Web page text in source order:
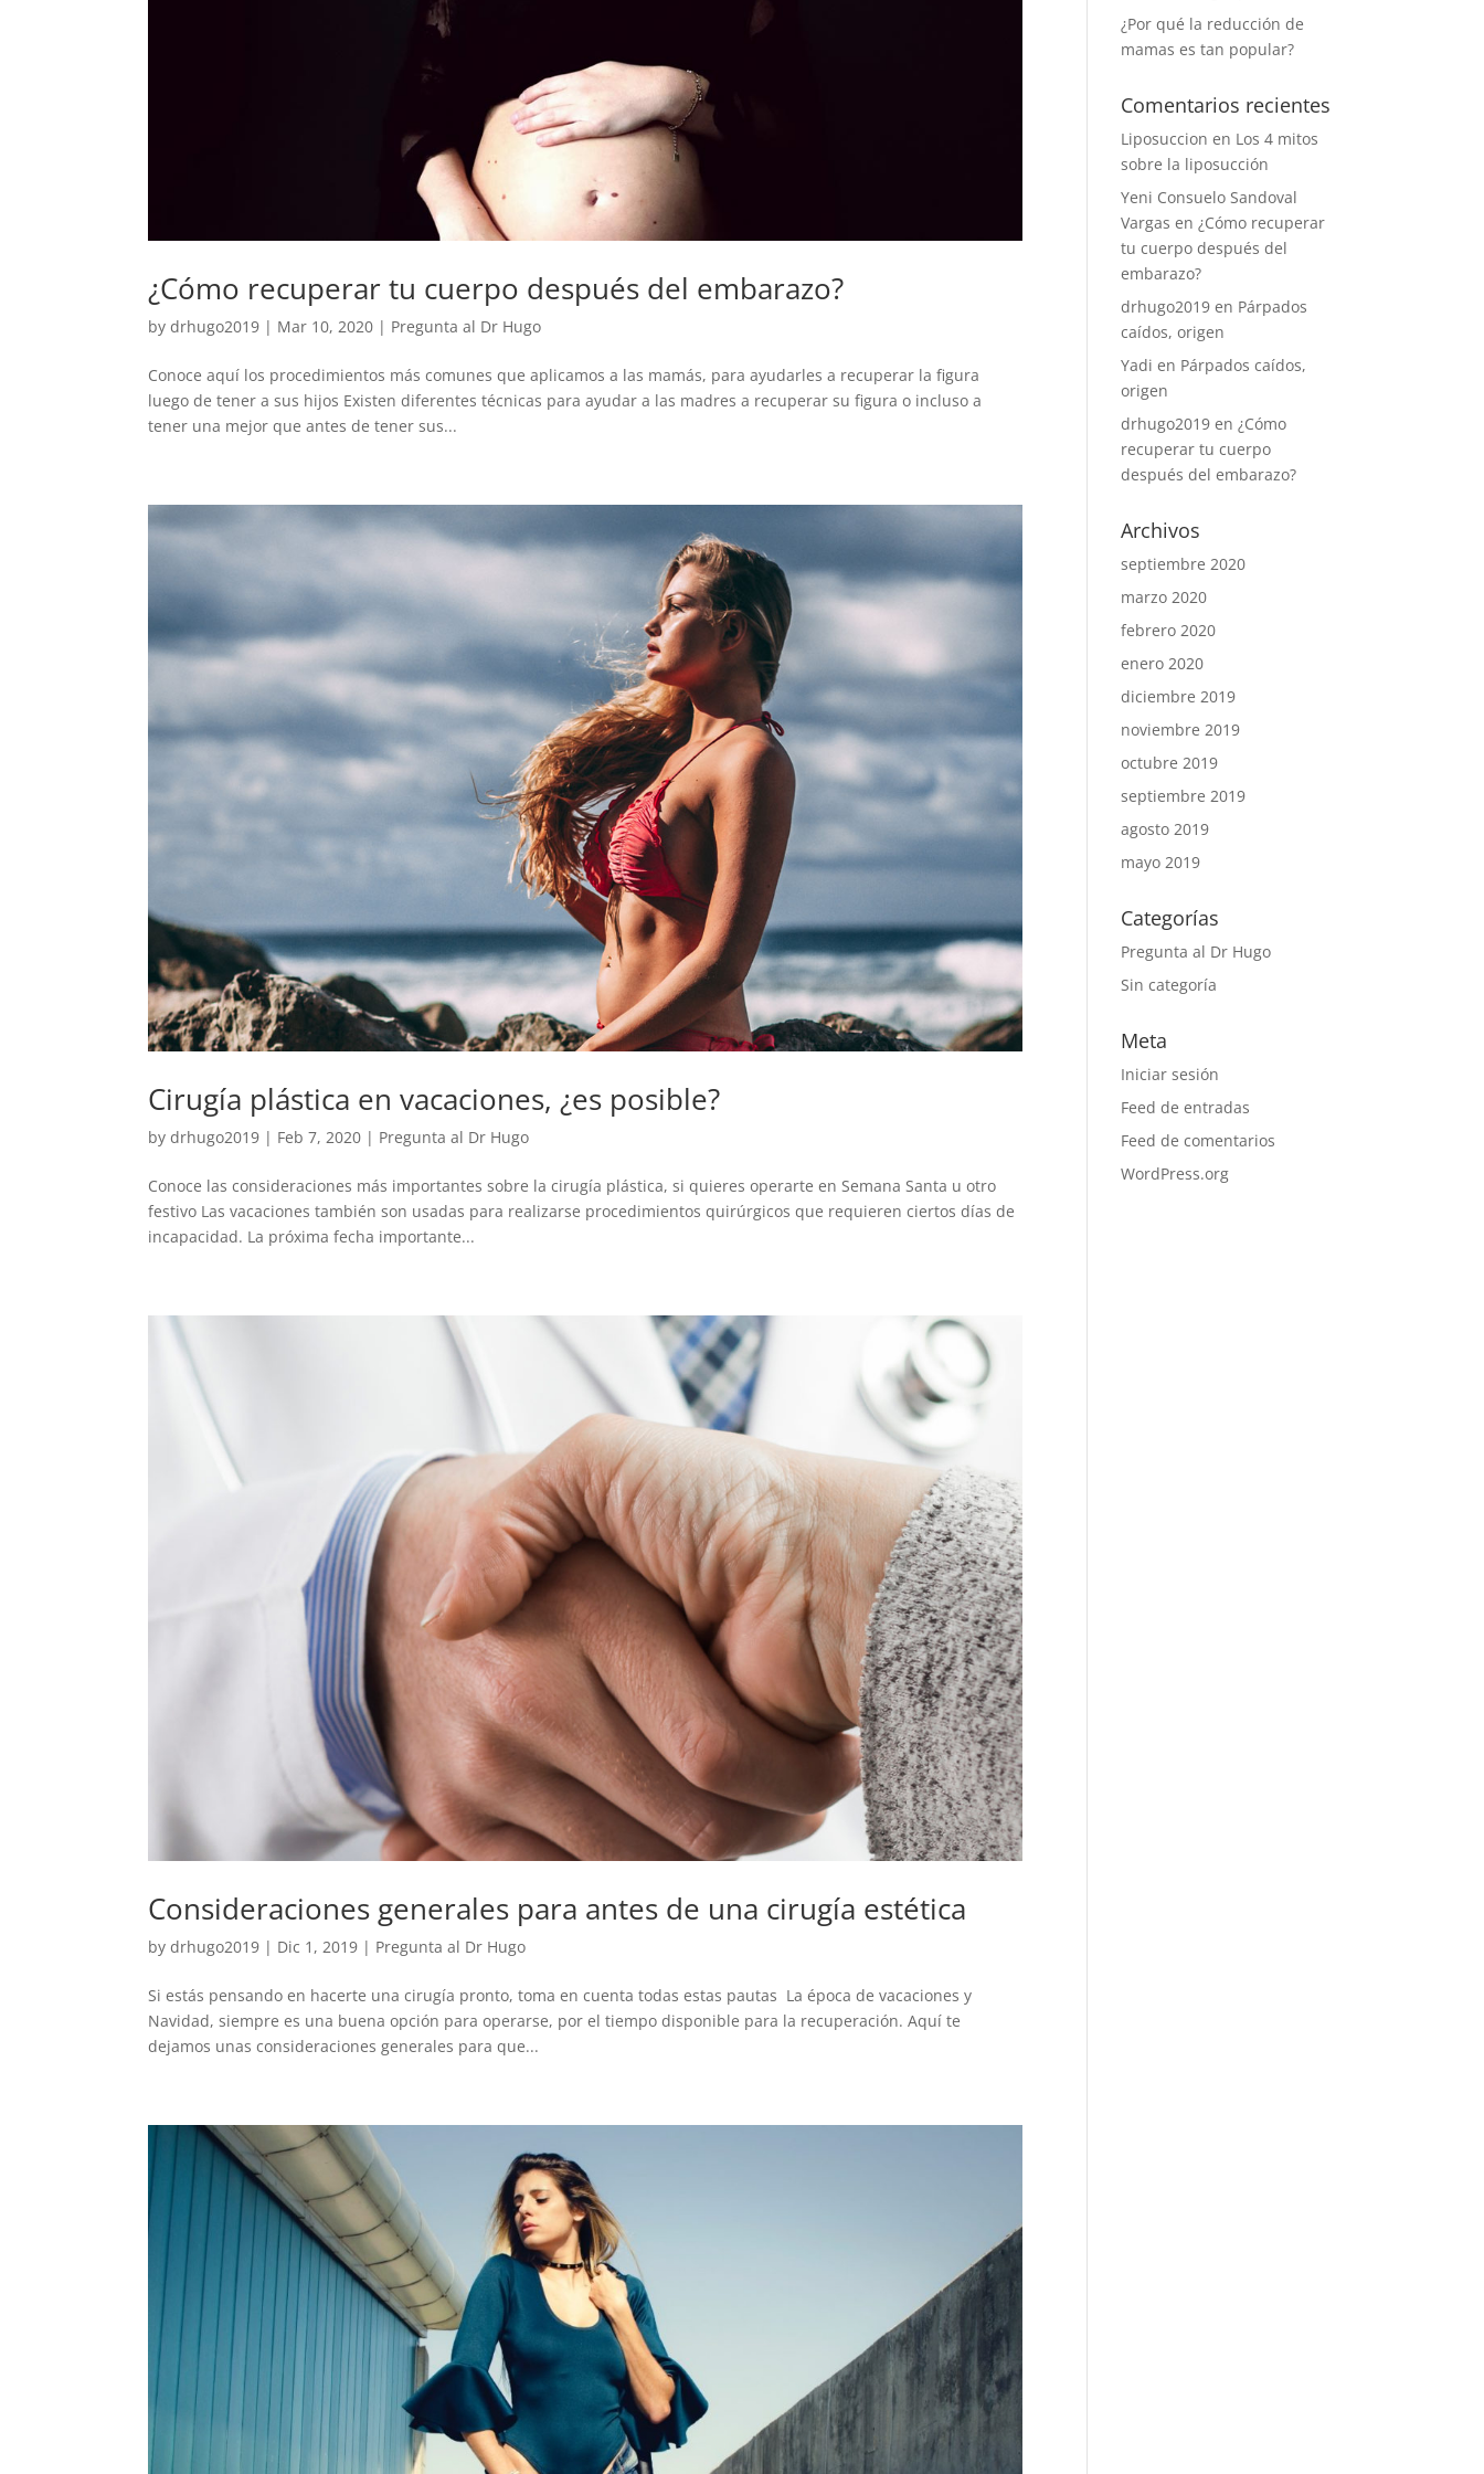
¿Cómo recuperar tu cuerpo después del embarazo?
bydrhugo2019 | Mar 10, 2020 | Pregunta al Dr Hugo
Conoce aquí los procedimientos más comunes que aplicamos a las mamás, para ayudarles a recuperar la figura
luego de tener a sus hijos Existen diferentes técnicas para ayudar a las madres a recuperar su figura o incluso a
tener una mejor que antes de tener sus...
Cirugía plástica en vacaciones, ¿es posible?
bydrhugo2019 | Feb 7, 2020 | Pregunta al Dr Hugo
Conoce las consideraciones más importantes sobre la cirugía plástica, si quieres operarte en Semana Santa u otro
festivo Las vacaciones también son usadas para realizarse procedimientos quirúrgicos que requieren ciertos días de
incapacidad. La próxima fecha importante...
Consideraciones generales para antes de una cirugía estética
bydrhugo2019 | Dic 1, 2019 | Pregunta al Dr Hugo
Si estás pensando en hacerte una cirugía pronto, toma en cuenta todas estas pautas La época de vacaciones y
Navidad, siempre es una buena opción para operarse, por el tiempo disponible para la recuperación. Aquí te
dejamos unas consideraciones generales para que...
¿Por qué la reducción de
mamas es tan popular?
Comentarios recientes
Liposuccion en Los 4 mitos
sobre la liposucción
Yeni Consuelo Sandoval
Vargas en¿Cómo recuperar
tu cuerpo después del
embarazo?
drhugo2019 en Párpados
caídos, origen
Yadi en Párpados caídos,
origen
drhugo2019 en¿Cómo
recuperar tu cuerpo
después del embarazo?
Archivos
septiembre 2020
marzo 2020
febrero 2020
enero 2020
diciembre 2019
noviembre 2019
octubre 2019
septiembre 2019
agosto 2019
mayo 2019
Categorías
Pregunta al Dr Hugo
Sin categoría
Meta
Iniciar sesión
Feed de entradas
Feed de comentarios
WordPress.org